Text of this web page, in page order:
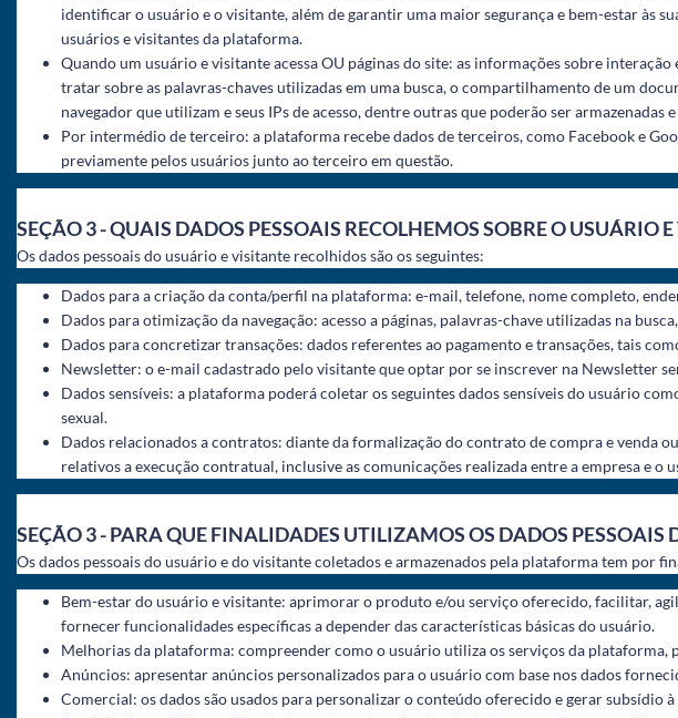
identificar o usuário e o visitante, além de garantir uma maior segurança e bem-estar às
usuários e visitantes da plataforma.
Quando um usuário e visitante acessa OU páginas do site: as informações sobre
tratar sobre as palavras-chaves utilizadas em uma busca, o compartilhamento de um
navegador que utilizam e seus IPs de acesso, dentre outras que poderão ser armazenadas
Por intermédio de terceiro: a plataforma recebe dados de terceiros, como Facebook e
previamente pelos usuários junto ao terceiro em questão.
SEÇÃO 3 - QUAIS DADOS PESSOAIS RECOLHEMOS SOBRE O USUÁRIO
Os dados pessoais do usuário e visitante recolhidos são os seguintes:
Dados para a criação da conta/perfil na plataforma: e-mail, telefone, nome completo,
Dados para otimização da navegação: acesso a páginas, palavras-chave utilizadas na
Dados para concretizar transações: dados referentes ao pagamento e transações, tais
Newsletter: o e-mail cadastrado pelo visitante que optar por se inscrever na Newsletter
Dados sensíveis: a plataforma poderá coletar os seguintes dados sensíveis do usuário
sexual.
Dados relacionados a contratos: diante da formalização do contrato de compra e venda
relativos a execução contratual, inclusive as comunicações realizada entre a empresa e o
SEÇÃO 3 - PARA QUE FINALIDADES UTILIZAMOS OS DADOS PESSOAIS
Os dados pessoais do usuário e do visitante coletados e armazenados pela plataforma tem por
Bem-estar do usuário e visitante: aprimorar o produto e/ou serviço oferecido, facilitar,
fornecer funcionalidades específicas a depender das características básicas do usuário.
Melhorias da plataforma: compreender como o usuário utiliza os serviços da plataforma,
Anúncios: apresentar anúncios personalizados para o usuário com base nos dados
Comercial: os dados são usados para personalizar o conteúdo oferecido e gerar